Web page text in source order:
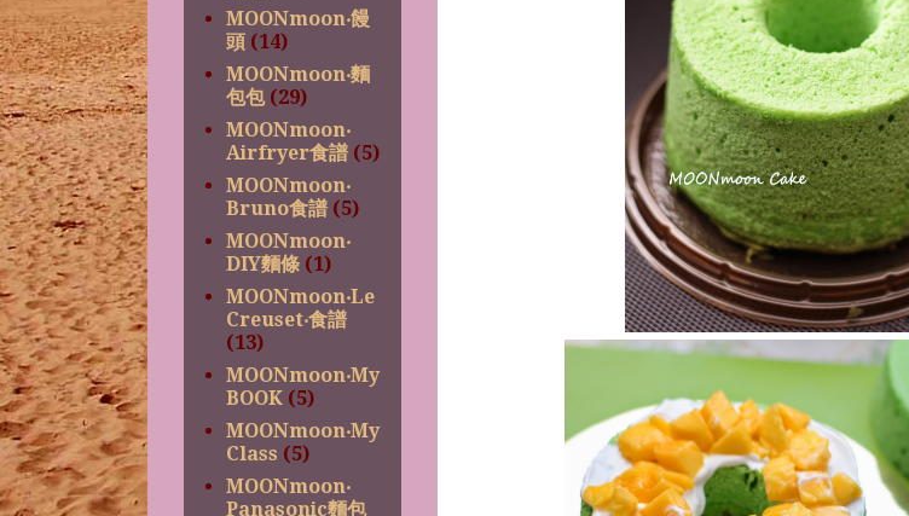
MOONmoon‧饅
頭 (14)
MOONmoon‧麵
包包 (29)
MOONmoon‧
Airfryer食譜 (5)
MOONmoon‧
Bruno食譜 (5)
MOONmoon‧
DIY麵條 (1)
MOONmoon‧Le
Creuset‧食譜
(13)
MOONmoon‧My
BOOK (5)
MOONmoon‧My
Class (5)
MOONmoon‧
Panasonic麵包